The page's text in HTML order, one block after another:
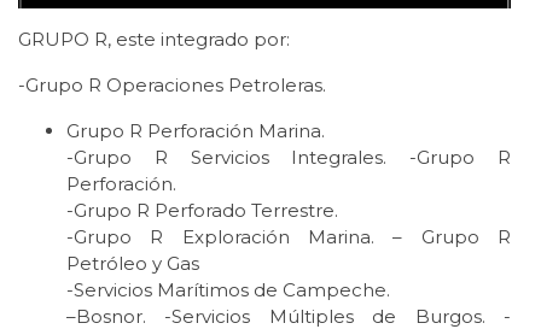
GRUPO R, este integrado por:
-Grupo R Operaciones Petroleras.
Grupo R Perforación Marina.
-Grupo R Servicios Integrales. -Grupo R
Perforación.
-Grupo R Perforado Terrestre.
-Grupo R Exploración Marina. – Grupo R
Petróleo y Gas
-Servicios Marítimos de Campeche.
–Bosnor. -Servicios Múltiples de Burgos. -